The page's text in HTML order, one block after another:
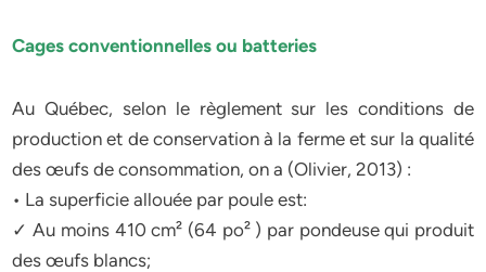
Cages conventionnelles ou batteries
Au Québec, selon le règlement sur les conditions de
production et de conservation à la ferme et sur la qualité
des œufs de consommation, on a (Olivier, 2013) :
• La superficie allouée par poule est:
✓ Au moins 410 cm² (64 po² ) par pondeuse qui produit
des œufs blancs;